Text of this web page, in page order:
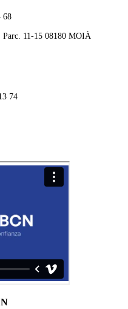
68
Parc. 11-15 08180 MOIÀ
74